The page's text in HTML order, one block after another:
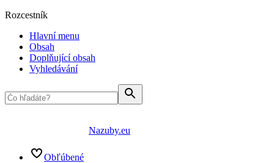
Rozcestník
Hlavní menu
Obsah
Doplňující obsah
Vyhledávání
Nazuby.eu
Obľúbené